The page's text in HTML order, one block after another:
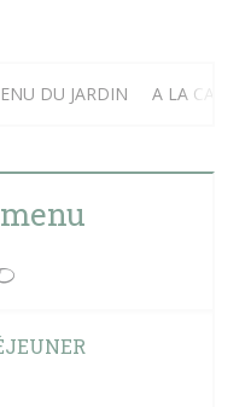
DU JARDIN A LA CARTE